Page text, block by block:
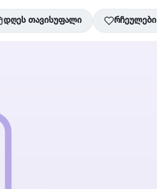
დღეს თავისუფალი რჩეულები